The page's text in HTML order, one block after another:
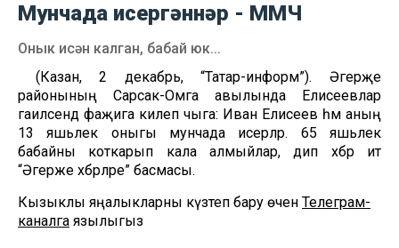
Мунчада исергәннәр - ММЧ
Онык исән калган, бабай юк...
(Казан, 2 декабрь, “Татар-информ”). Әгерҗе
районының Сарсак-Омга авылында Елисеевлар
гаиләсендә фаҗига килеп чыга: Иван Елисеев һәм аның
13 яшьлек оныгы мунчада исерәләр. 65 яшьлек
бабайны коткарып кала алмыйлар, дип хәбәр итә
“Әгерже хәбәрләре” басмасы.
Кызыклы яңалыкларны күзәтеп бару өчен Телеграм-
каналга язылыгыз